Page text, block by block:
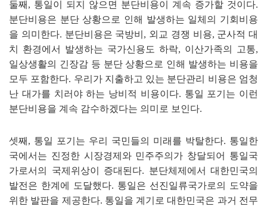
둘째 , 통일이 되지 않으면 분단비용이 계속 증가할 것이다.
분단비용은 분단 상황으로 인해 발생하는 일체의 기회비용
을 의미한다. 분단비용은 국방비 , 외교 경쟁 비용, 군사적 대
치 환경에서 발생하는 국가신용도 하락, 이산가족의 고통,
일상생활의 긴장감 등 분단 상황으로 인해 발생하는 비용을
모두 포함한다. 우리가 지출하고 있는 분단관리 비용은 엄청
난 대가를 치러야 하는 낭비적 비용이다. 통일 포기는 이런
분단비용을 계속 감수하겠다는 의미로 보인다.
셋째 , 통일 포기는 우리 국민들의 미래를 박탈한다. 통일한
국에서는 진정한 시장경제와 민주주의가 창달되어 통일국
가로서의 국제위상이 증대된다. 분단체제에서 대한민국의
발전은 한계에 도달했다. 통일은 선진일류국가로의 도약을
위한 발판을 제공한다. 통일을 계기로 대한민국은 과거 전무